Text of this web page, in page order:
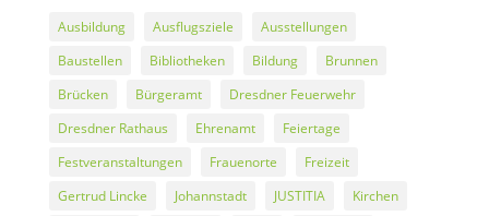
Ausbildung Ausflugsziele
Ausstellungen
Baustellen
Bibliotheken Bildung
Brunnen
Brücken
Bürgeramt
Dresdner Feuerwehr
Dresdner Rathaus
Ehrenamt
Feiertage
Festveranstaltungen
Frauenorte
Freizeit
Gertrud Lincke
Johannstadt JUSTITIA
Kirchen